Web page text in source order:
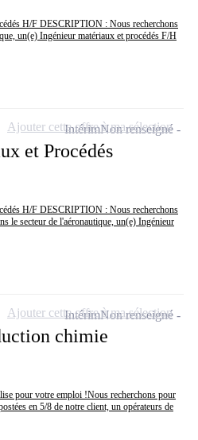
H/F DESCRIPTION : Nous recherchons
un(e) Ingénieur matériaux et procédés F/H
et Procédés
H/F DESCRIPTION : Nous recherchons
le secteur de l'aéronautique, un(e) Ingénieur
IntérimNon renseigné
Ajouter cette offre à ma sélection
chimie
pour votre emploi !Nous recherchons pour
en 5/8 de notre client, un opérateurs de
IntérimNon renseigné
Ajouter cette offre à ma sélection